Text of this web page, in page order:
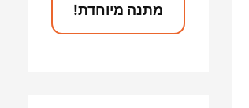
מתנה מיוחדת!